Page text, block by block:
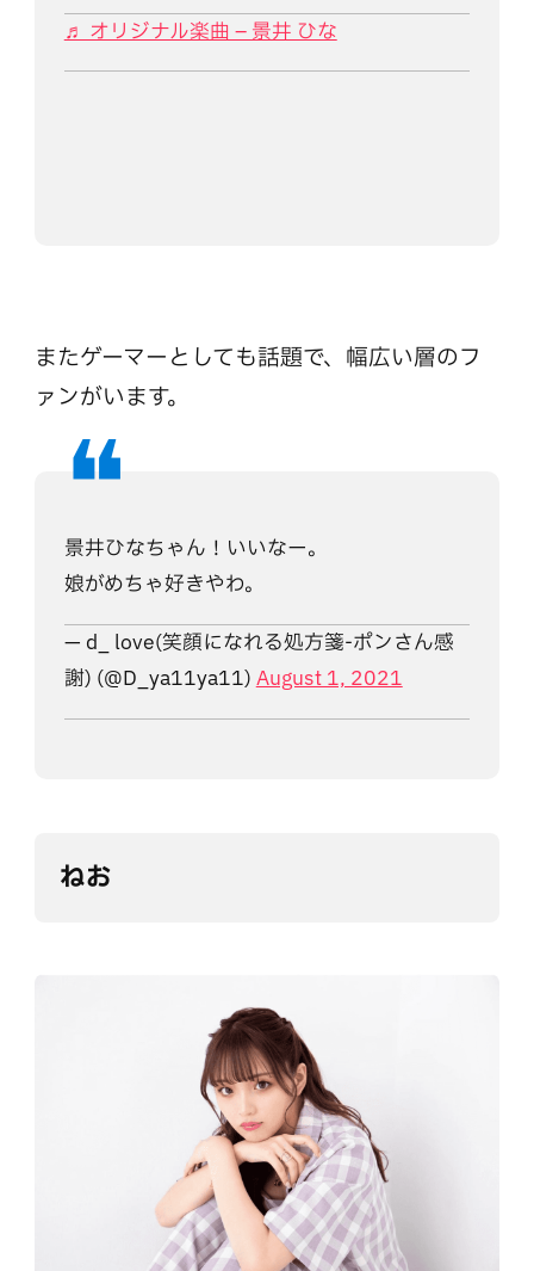
♬ オリジナル楽曲 – 景井 ひな
またゲーマーとしても話題で、幅広い層のフ
ァンがいます。
景井ひなちゃん！いいなー。
娘がめちゃ好きやわ。
— d_ love(笑顔になれる処方箋-ポンさん感
謝) (@D_ya11ya11) August 1, 2021
ねお